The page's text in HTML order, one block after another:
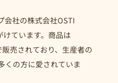
会社の株式会社OSTI
ています。商品は
売されており、生産者の
くの方に愛されていま